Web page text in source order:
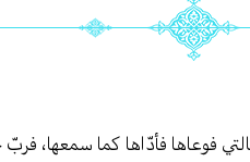
فوعاها فأدّاها كما سمعها،